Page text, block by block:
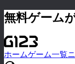
無料ゲーム
ホームゲーム一覧